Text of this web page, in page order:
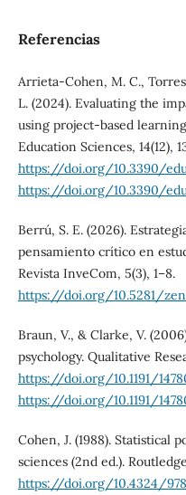
Referencias
Arrieta-Cohen, M. C.,
L. (2024). Evaluating the
using project-based
Education Sciences, 14(12),
https://doi.org/10.3390/
https://doi.org/10.3390/
Berrú, S. E. (2026).
pensamiento crítico en
Revista InveCom, 5(3), 1–8.
https://doi.org/10.5281/
Braun, V., & Clarke, V.
psychology. Qualitative
https://doi.org/10.1191/
https://doi.org/10.1191/
Cohen, J. (1988). Statistical
sciences (2nd ed.).
https://doi.org/10.4324/